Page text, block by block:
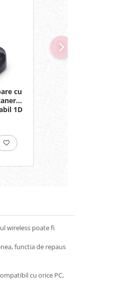
cu
1D
NOU
wireless poate fi
functia de repaus
cu orice PC,